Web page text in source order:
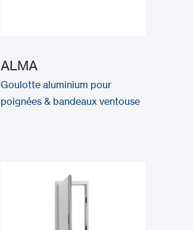
ALMA
Goulotte aluminium pour
poignées & bandeaux ventouse